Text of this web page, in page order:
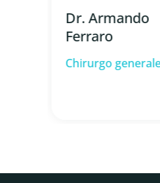
Dr. Armando
Ferraro
Chirurgo